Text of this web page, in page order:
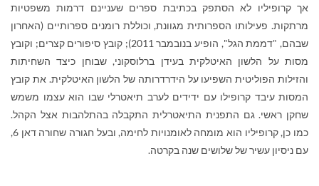
אך קרופיליו לא הסתפק בכתיבת ספרים שעניינם דרמות משפטיות
מרתקות. פעילותו הספרותית מגוונת, וכוללת רומנים ספרותיים (האחרון
שבהם, "דממת הגל", הופיע בנובמבר 2011); קובץ סיפורים קצרים; וקובץ
מסות על הלשון האיטלקית בעידן ברלוסקוני, שבוחן כיצד השחיתות
והזילות הפוליטית השפיעו על הידרדרותה של הלשון האיטלקית. את קובץ
המסות עיבד קרופילו עם ידידים לערב תיאטרלי שבו הוא עצמו משמש
שחקן ראשי. גם התפנית התיאטרלית התקבלה בהתלהבות אצל הקהל.
כמו כן, קרופיליו הוא מומחה לאומנויות לחימה, ובעל חגורה שחורה דאן 6,
עם ניסיון עשיר של שלושים שנה בקרטה.